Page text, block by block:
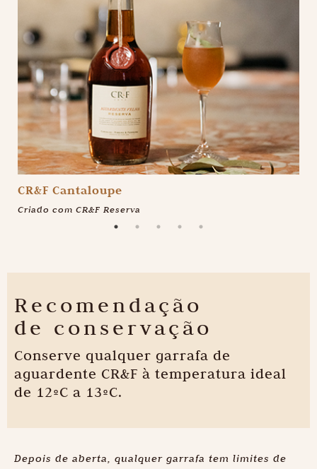
CR&F Cantaloupe
Criado com CR&F Reserva
Recomendação
de conservação
Conserve qualquer garrafa de
aguardente CR&F à temperatura ideal
de 12ºC a 13ºC.
Depois de aberta, qualquer garrafa tem limites de